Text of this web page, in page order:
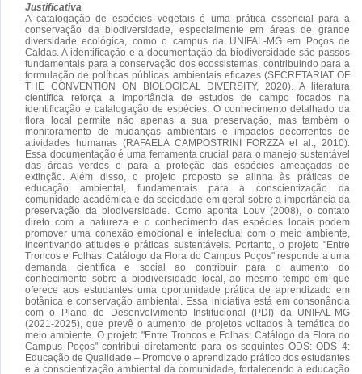
Justificativa
A catalogação de espécies vegetais é uma prática essencial para a
conservação da biodiversidade, especialmente em áreas de grande
diversidade ecológica, como o campus da UNIFAL-MG em Poços de
Caldas. A identificação e a documentação da biodiversidade são passos
fundamentais para a conservação dos ecossistemas, contribuindo para a
formulação de políticas públicas ambientais eficazes (SECRETARIAT OF
THE CONVENTION ON BIOLOGICAL DIVERSITY, 2020). A literatura
científica reforça a importância de estudos de campo focados na
identificação e catalogação de espécies. O conhecimento detalhado da
flora local permite não apenas a sua preservação, mas também o
monitoramento de mudanças ambientais e impactos decorrentes de
atividades humanas (RAFAELA CAMPOSTRINI FORZZA et al., 2010).
Essa documentação é uma ferramenta crucial para o manejo sustentável
das áreas verdes e para a proteção das espécies ameaçadas de
extinção. Além disso, o projeto proposto se alinha às práticas de
educação ambiental, fundamentais para a conscientização da
comunidade acadêmica e da sociedade em geral sobre a importância da
preservação da biodiversidade. Como aponta Louv (2008), o contato
direto com a natureza e o conhecimento das espécies locais podem
promover uma conexão emocional e intelectual com o meio ambiente,
incentivando atitudes e práticas sustentáveis. Portanto, o projeto "Entre
Troncos e Folhas: Catálogo da Flora do Campus Poços" responde a uma
demanda científica e social ao contribuir para o aumento do
conhecimento sobre a biodiversidade local, ao mesmo tempo em que
oferece aos estudantes uma oportunidade prática de aprendizado em
botânica e conservação ambiental. Essa iniciativa está em consonância
com o Plano de Desenvolvimento Institucional (PDI) da UNIFAL-MG
(2021-2025), que prevê o aumento de projetos voltados à temática do
meio ambiente. O projeto "Entre Troncos e Folhas: Catálogo da Flora do
Campus Poços" contribui diretamente para os seguintes ODS: ODS 4:
Educação de Qualidade – Promove o aprendizado prático dos estudantes
e a conscientização ambiental da comunidade, fortalecendo a educação